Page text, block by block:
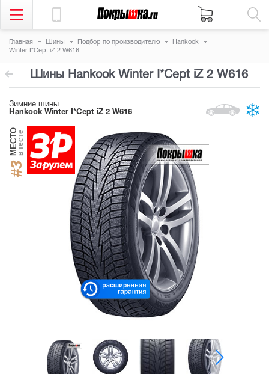
Главная Шины Подбор по производителю
Hankook
Winter I*Cept iZ 2 W616
Шины Hankook Winter I*Cept iZ 2 W616
Зимние шины
Hankook Winter I*Cept iZ 2 W616
#3
МЕСТОв тесте